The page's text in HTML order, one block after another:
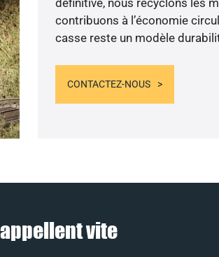
définitive, nous recyclons les
contribuons à l’économie
casse reste un modèle
CONTACTEZ-NOUS
vite